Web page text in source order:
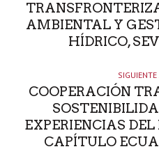
AMBIENTAL Y
HÍDRICO,
COOPERACIÓN
EXPERIENCIAS
CAPÍTULO